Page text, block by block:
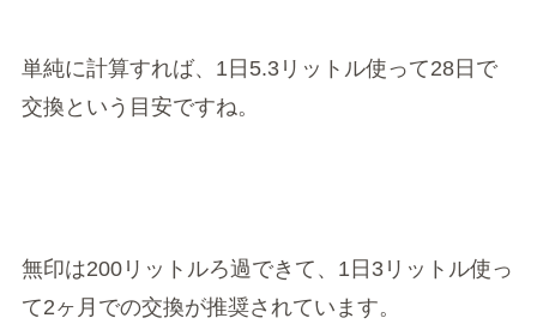
単純に計算すれば、1日5.3リットル使って28日で
交換という目安ですね。
無印は200リットルろ過できて、1日3リットル使っ
て2ヶ月での交換が推奨されています。